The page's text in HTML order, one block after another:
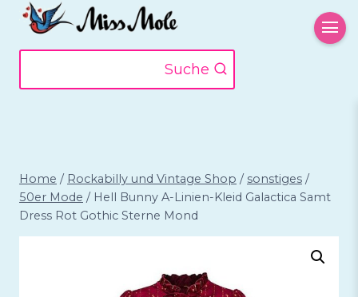
Zum
Inhalt
springen
Suche
Home / Rockabilly und Vintage Shop / sonstiges /
50er Mode / Hell Bunny A-Linien-Kleid Galactica Samt
Dress Rot Gothic Sterne Mond